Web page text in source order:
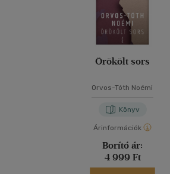
Örökölt sors
Orvos-Tóth Noémi
Könyv
Árinformációk
Borító ár:
4 999 Ft